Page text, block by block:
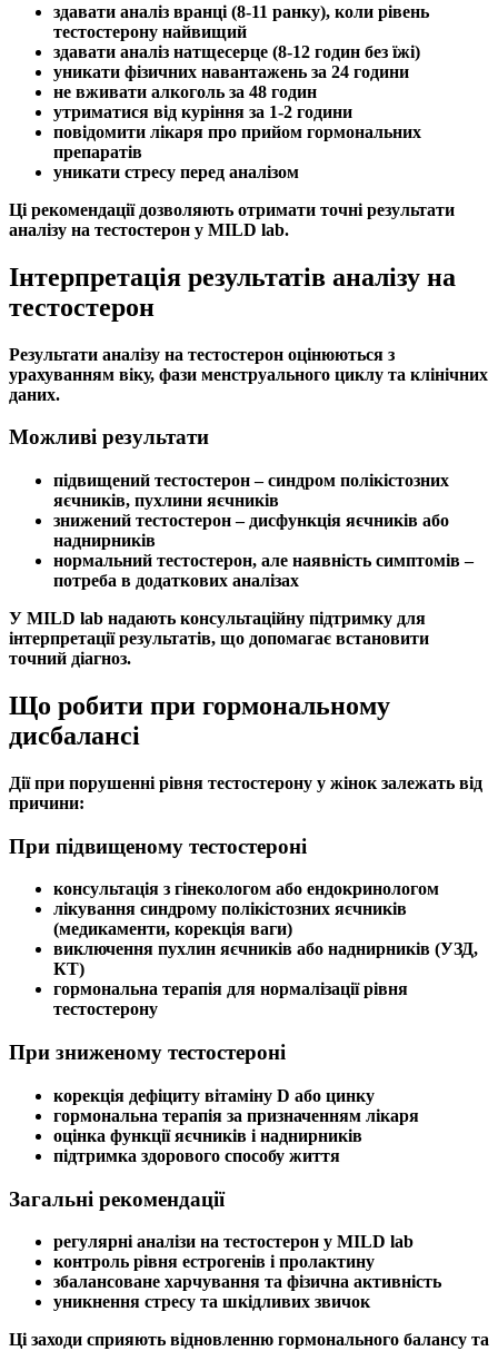
здавати аналіз вранці (8-11 ранку), коли рівень
тестостерону найвищий
здавати аналіз натщесерце (8-12 годин без їжі)
уникати фізичних навантажень за 24 години
не вживати алкоголь за 48 годин
утриматися від куріння за 1-2 години
повідомити лікаря про прийом гормональних
препаратів
уникати стресу перед аналізом
Ці рекомендації дозволяють отримати точні результати
аналізу на тестостерон у MILD lab.
Інтерпретація результатів аналізу на
тестостерон
Результати аналізу на тестостерон оцінюються з
урахуванням віку, фази менструального циклу та клінічних
даних.
Можливі результати
підвищений тестостерон–синдром полікістозних
яєчників, пухлини яєчників
знижений тестостерон– дисфункція яєчників або
наднирників
нормальний тестостерон, але наявність симптомів–
потреба в додаткових аналізах
У MILD lab надають консультаційну підтримку для
інтерпретації результатів, що допомагає встановити
точний діагноз.
Що робити при гормональному
дисбалансі
Дії при порушенні рівня тестостерону у жінок залежать від
причини:
При підвищеному тестостероні
консультація з гінекологом або ендокринологом
лікування синдрому полікістозних яєчників
(медикаменти, корекція ваги)
виключення пухлин яєчників або наднирників (УЗД,
КТ)
гормональна терапія для нормалізації рівня
тестостерону
При зниженому тестостероні
корекція дефіциту вітаміну D або цинку
гормональна терапія за призначенням лікаря
оцінка функціїяєчників і наднирників
підтримка здорового способу життя
Загальні рекомендації
регулярні аналізи на тестостерон у MILD lab
контроль рівня естрогенів і пролактину
збалансоване харчування та фізична активність
уникнення стресу та шкідливих звичок
Ці заходи сприяють відновленню гормонального балансу та